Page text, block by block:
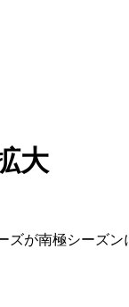
大
が南極シーズ